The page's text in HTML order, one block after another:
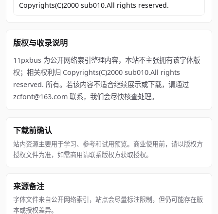
Copyrights(C)2000 sub010.All rights reserved.
版权与收录说明
11pxbus 为公开网络索引整理内容，本站不主张拥有该字体版
权；相关权利归 Copyrights(C)2000 sub010.All rights
reserved. 所有。若该内容不适合继续展示或下载，请通过
zcfont@163.com 联系，我们会尽快核查处理。
下载前确认
站内资源主要用于学习、参考和试用预览。商业使用前，请以版权方
授权文件为准，如需商用请联系版权方获取授权。
来源备注
字体文件来自公开网络索引，站点会尽量标注限制，但仍可能存在版
本或授权差异。